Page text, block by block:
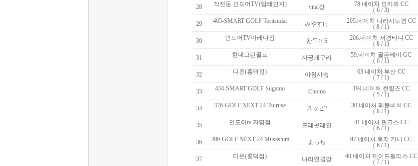
28 작전동 인도어TV(탑레인지) vital강
78.네이처 요카와 CC
( 6 / 3)
29 405-SMART GOLF Toritsudai みやすけ
205.네이처 나라시노퀸 CC
( 8 / 1)
30 인도어TV아레나점 완득이S
206.네이처 서경타니 CC
( 8 / 1)
31 현대그린골프 까꿍개구리
59.네이처 골든베이 GC
( 6 / 1)
32 디온(흥덕점) 아침사슴
63.네이처 부산 CC
( 7 / 1)
33 434-SMART GOLF Sugamo Chomo
194.네이처 썬힐즈 CC
( 5 / 1)
34 376-GOLF NEXT 24 Tsuruse スッピ?
30.네이처 페블비치 CC
( 8 / 1)
35 인도어tv 자명점 드레곤레인
41.네이처 핀크스 CC
( 6 / 1)
36 396-GOLF NEXT 24 Musashim よっち
97.네이처 후지 카니 CC
( 6 / 1)
37 디온(흥덕점) 나라연금강
40.네이처 제이드팰리스 CC
( 7 / 1)